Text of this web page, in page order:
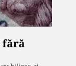
fără